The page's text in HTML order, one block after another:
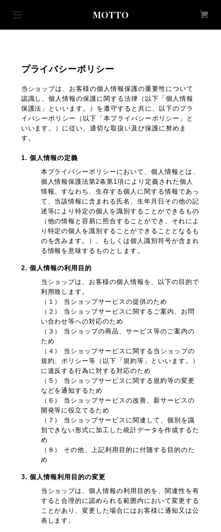
MOTTO
プライバシーポリシー
当ショップは、お客様の個人情報保護の重要性について
認識し、個人情報の保護に関する法律（以下「個人情報
保護法」といいます。）を遵守すると共に、以下のプラ
イバシーポリシー（以下「本プライバシーポリシー」と
いいます。）に従い、適切な取扱い及び保護に努めま
す。
1. 個人情報の定義
本プライバシーポリシーにおいて、個人情報とは、
個人情報保護法第2条第1項により定義された個人
情報、すなわち、生存する個人に関する情報であっ
て、当該情報に含まれる氏名、生年月日その他の記
述等により特定の個人を識別することができるもの
（他の情報と容易に照合することができ、それによ
り特定の個人を識別することができることとなるも
のを含みます。）、もしくは個人識別符号が含まれ
る情報を意味するものとします。
2. 個人情報の利用目的
当ショップは、お客様の個人情報を、以下の目的で
利用致します。
（１） 当ショップサービスの提供のため
（２） 当ショップサービスに関するご案内、お問
い合わせ等への対応のため
（３） 当ショップの商品、サービス等のご案内の
ため
（４） 当ショップサービスに関する当ショップの
規約、ポリシー等（以下「規約等」といいます。）
に違反する行為に対する対応のため
（５） 当ショップサービスに関する規約等の変更
などを通知するため
（６） 当ショップサービスの改善、新サービスの
開発等に役立てるため
（７） 当ショップサービスに関連して、個別を識
別できない形式に加工した統計データを作成するた
め
（８） その他、上記利用目的に付随する目的のた
め
3. 個人情報利用目的の変更
当ショップは、個人情報の利用目的を、関連性を有
すると合理的に認められる範囲内において変更する
ことがあり、変更した場合にはお客様に通知又は公
表します。